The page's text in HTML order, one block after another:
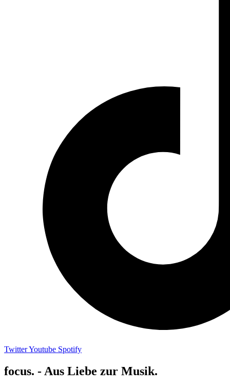
TwitterYoutube Spotify
focus. - Aus Liebe zur Musik.